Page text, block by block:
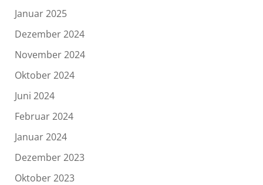
Januar 2025
Dezember 2024
November 2024
Oktober 2024
Juni 2024
Februar 2024
Januar 2024
Dezember 2023
Oktober 2023